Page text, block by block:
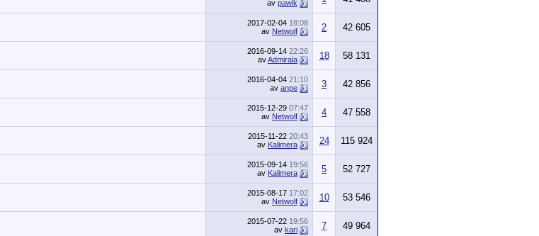
av pawik
2017-02-04 18:08
av Netwolf 2 42 605
2016-09-14 22:26
avAdmirala 18 58 131
2016-04-04 21:10
av anpe 3 42 856
2015-12-29 07:47
av Netwolf 4 47 558
2015-11-22 20:43
av Kalimera 24 115 924
2015-09-14 19:56
av Kalimera 5 52 727
2015-08-17 17:02
av Netwolf 10 53 546
2015-07-22 19:56
av kari 7 49 964